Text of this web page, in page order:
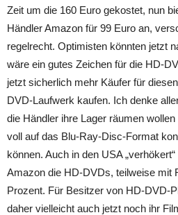
Zeit um die 160 Euro gekostet, nun
Händler Amazon für 99 Euro an,
regelrecht. Optimisten könnten jetzt
wäre ein gutes Zeichen für die HD-
jetzt sicherlich mehr Käufer für
DVD-Laufwerk kaufen. Ich denke
die Händler ihre Lager räumen
voll auf das Blu-Ray-Disc-Format
können. Auch in den USA
Amazon die HD-DVDs, teilweise mit
Prozent. Für Besitzer von HD-DVD-
daher vielleicht auch jetzt noch ihr